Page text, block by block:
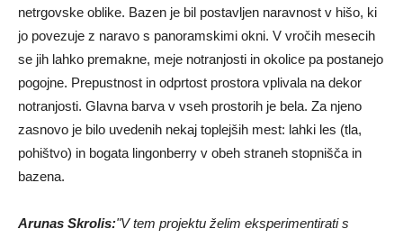
netrgovske oblike. Bazen je bil postavljen naravnost v hišo, ki
jo povezuje z naravo s panoramskimi okni. V vročih mesecih
se jih lahko premakne, meje notranjosti in okolice pa postanejo
pogojne. Prepustnost in odprtost prostora vplivala na dekor
notranjosti. Glavna barva v vseh prostorih je bela. Za njeno
zasnovo je bilo uvedenih nekaj toplejših mest: lahki les (tla,
pohištvo) in bogata lingonberry v obeh straneh stopnišča in
bazena.
Arunas Skrolis:"V tem projektu želim eksperimentirati s